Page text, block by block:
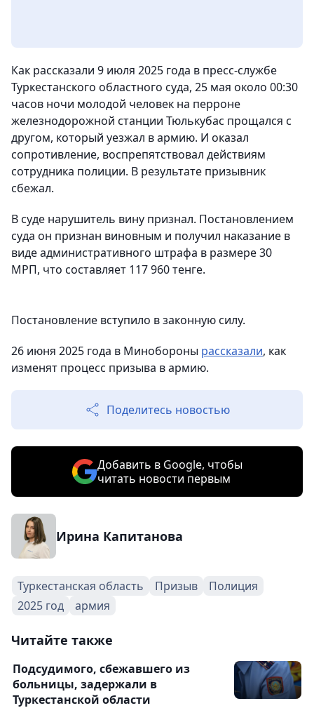
Как рассказали 9 июля 2025 года в пресс-службе
Туркестанского областного суда, 25 мая около 00:30
часов ночи молодой человек на перроне
железнодорожной станции Тюлькубас прощался с
другом, который уезжал в армию. И оказал
сопротивление, воспрепятствовал действиям
сотрудника полиции. В результате призывник
сбежал.
В суде нарушитель вину признал. Постановлением
суда он признан виновным и получил наказание в
виде административного штрафа в размере 30
МРП, что составляет 117 960 тенге.
Постановление вступило в законную силу.
26 июня 2025 года в Минобороны рассказали, как
изменят процесс призыва в армию.
Поделитесь новостью
Добавить в Google, чтобы
читать новости первым
Ирина Капитанова
Туркестанская область Призыв
Полиция
2025 год
армия
Читайте также
Подсудимого, сбежавшего из
больницы, задержали в
Туркестанской области